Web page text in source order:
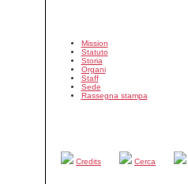
Mission
Statuto
Storia
Organi
Staff
Sede
Rassegna stampa
Credits Cerca